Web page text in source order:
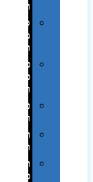
ונסיעות
סביבת
משרד
ופרימיום
כלים,
פנסים
ורכב
טקסטיל
וחורף
תיקים
ומזוודות
תערוכות,
כנסים